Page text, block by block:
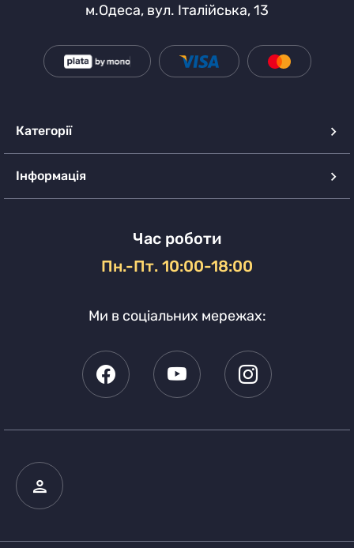
м.Одеса, вул. Італійська, 13
Категорії
Інформація
Час роботи
Пн.-Пт. 10:00-18:00
Ми в соціальних мережах: